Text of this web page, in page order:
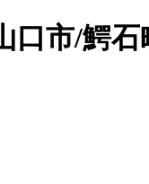
口市/鰐